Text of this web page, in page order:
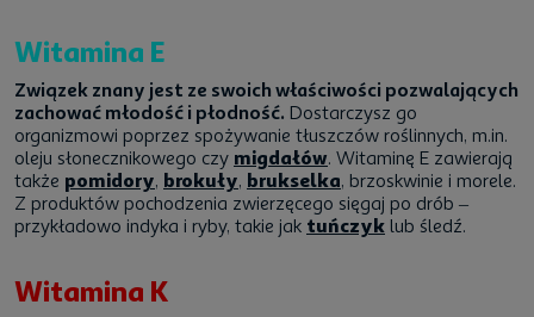
Witamina E
Związek znany jest ze swoich właściwości pozwalających
zachować młodość i płodność. Dostarczysz go
organizmowi poprzez spożywanie tłuszczów roślinnych, m.in.
oleju słonecznikowego czy migdałów. Witaminę E zawierają
także pomidory, brokuły, brukselka, brzoskwinie i morele.
Z produktów pochodzenia zwierzęcego sięgaj po drób –
przykładowo indyka i ryby, takie jak tuńczyk lub śledź.
Witamina K